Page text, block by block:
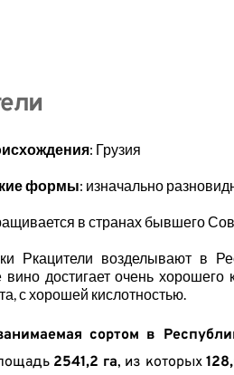
: Грузия
формы: изначально
в странах бывшего
Ркацители возделывают в
вино достигает очень
с хорошей кислотностью.
сортом в
2541,2 га, из которых